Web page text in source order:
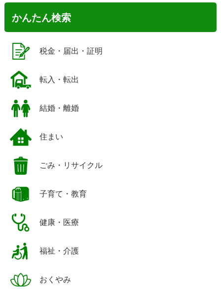
かんたん検索
税金・届出・証明
転入・転出
結婚・離婚
住まい
ごみ・リサイクル
子育て・教育
健康・医療
福祉・介護
おくやみ